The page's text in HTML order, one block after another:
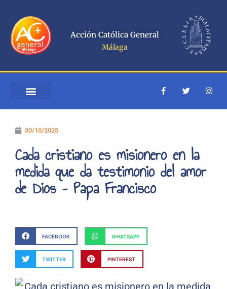
contenido
Acción Católica General
Málaga
F
a
e
f
T
w
t
I
n
t
30/10/2025
Cada cristiano es misionero en la
medida que da testimonio del amor
de Dios – Papa Francisco
FACEBOOK WHATSAPP
TWITTER PINTEREST